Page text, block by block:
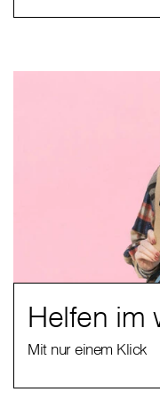
Helfen im
Mit nur einem Klick